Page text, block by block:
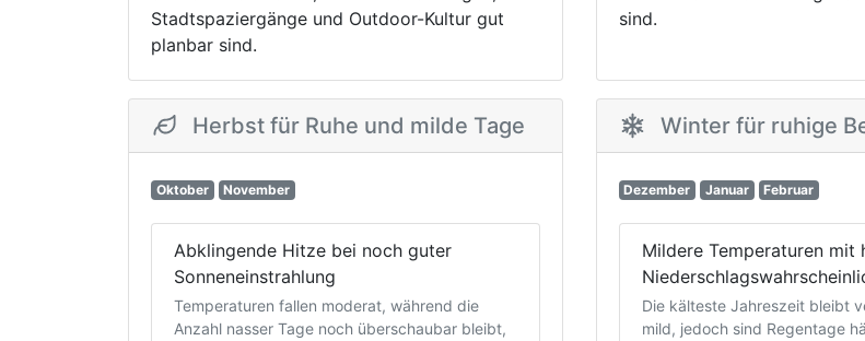
Stadtspaziergänge und Outdoor-Kultur gut
planbar sind.
sind.
Herbst für Ruhe und milde Tage
Oktober November
Abklingende Hitze bei noch guter
Sonneneinstrahlung
Temperaturen fallen moderat, während die
Anzahl nasser Tage noch überschaubar bleibt,
Winter für ruhige
Dezember Januar Februar
Mildere Temperaturen mit
Die kälteste Jahreszeit bleibt
mild, jedoch sind Regentage